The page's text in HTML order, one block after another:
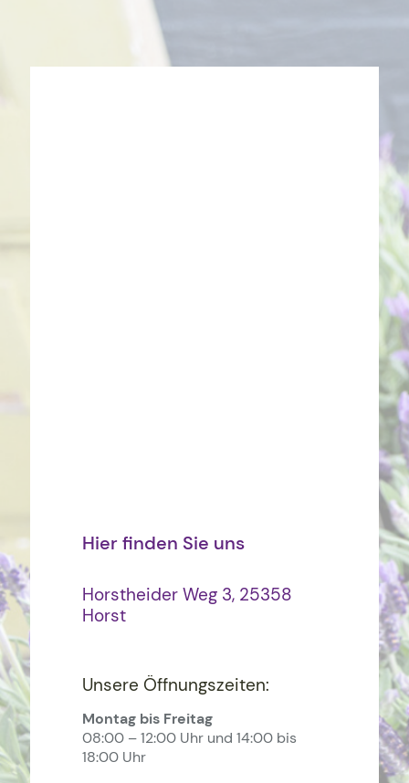
Hier finden Sie uns
Horstheider Weg 3, 25358
Horst
Unsere Öffnungszeiten:
Montag bis Freitag
08:00 – 12:00 Uhr und 14:00 bis
18:00 Uhr